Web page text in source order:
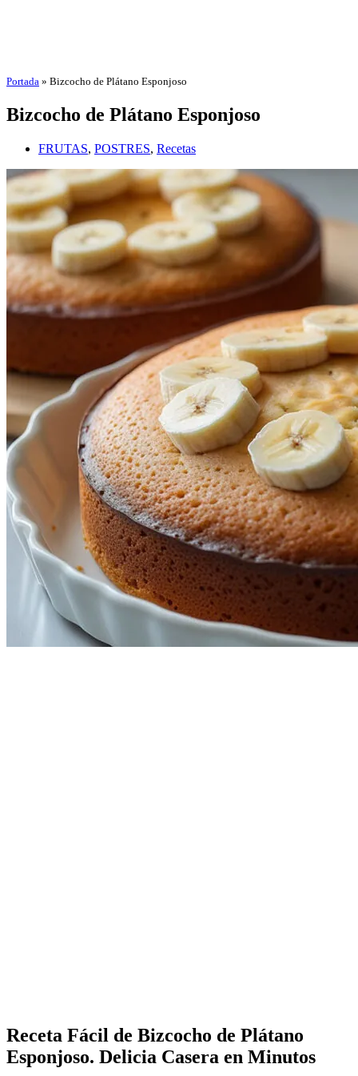
Portada » Bizcocho de Plátano Esponjoso
Bizcocho de Plátano Esponjoso
FRUTAS, POSTRES, Recetas
Receta Fácil de Bizcocho de Plátano
Esponjoso. Delicia Casera en Minutos